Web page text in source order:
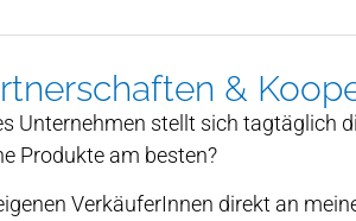
&
Unternehmen stellt sich tagtäglich
Produkte am besten?
VerkäuferInnen direkt an